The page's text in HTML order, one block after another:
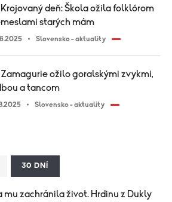
starých mám
Slovensko - aktuality
a tancom
Slovensko - aktuality
30 DNÍ
mu zachránila život. Hrdinu z Dukly